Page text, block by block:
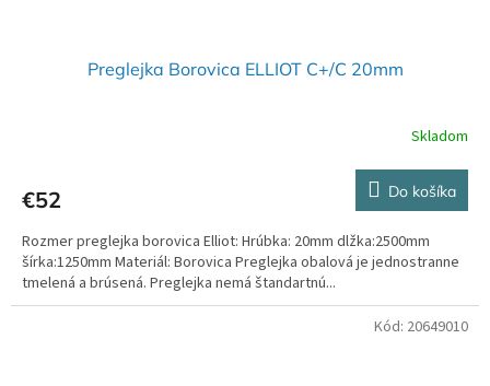
Preglejka Borovica ELLIOT C+/C 20mm
Skladom
€52 Do košíka
Rozmer preglejka borovica Elliot: Hrúbka: 20mm dlžka:2500mm
šírka:1250mm Materiál: Borovica Preglejka obalová je jednostranne
tmelená a brúsená. Preglejka nemá štandartnú...
Kód: 20649010